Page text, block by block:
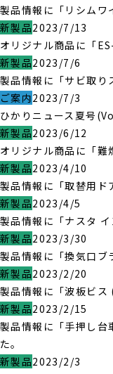
製品情報に「リシムワ
新製品2023/7/13
オリジナル商品に「
新製品2023/7/6
製品情報に「サビ取り
ご案内2023/7/3
ひかりニュース夏号
新製品2023/6/12
オリジナル商品に「難
新製品2023/4/10
製品情報に「取替用ド
新製品2023/4/5
製品情報に「ナスタ イ
新製品2023/3/30
製品情報に「換気口ブ
新製品2023/2/20
製品情報に「波板ビス
新製品2023/2/15
製品情報に「手押し台
た。
新製品2023/2/3